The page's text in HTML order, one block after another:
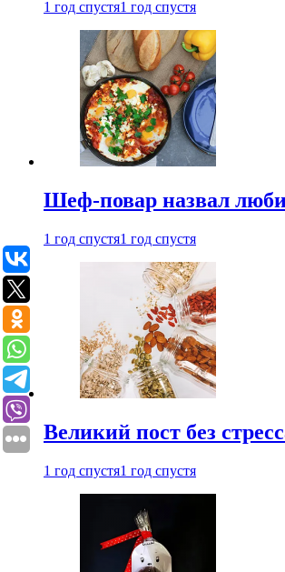
1 год спустя1 год спустя
Шеф-повар назвал
1 год спустя1 год спустя
Великий пост без
1 год спустя1 год спустя